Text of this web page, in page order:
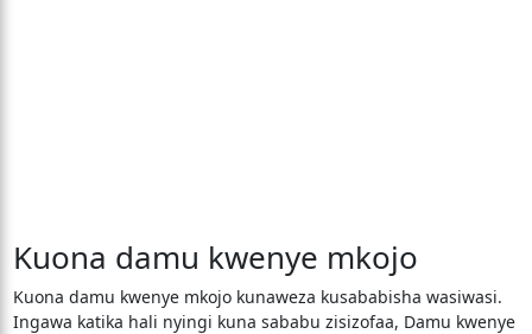
Kuona damu kwenye mkojo
Kuona damu kwenye mkojo kunaweza kusababisha wasiwasi.
Ingawa katika hali nyingi kuna sababu zisizofaa, Damu kwenye